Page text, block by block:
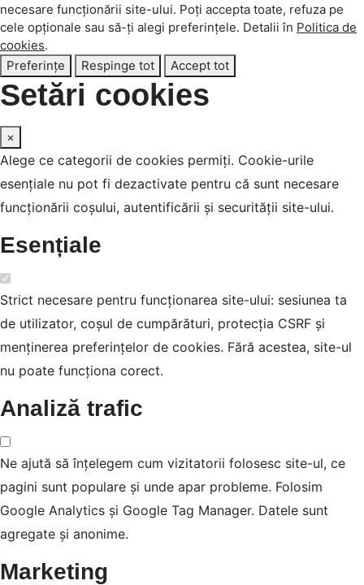
necesare funcționării site-ului. Poți accepta toate, refuza pe
cele opționale sau să-ți alegi preferințele. Detalii în Politica de
cookies.
Preferințe
Respinge tot Accept tot
Setări cookies
×
Alege ce categorii de cookies permiți. Cookie-urile
esențiale nu pot fi dezactivate pentru că sunt necesare
funcționării coșului, autentificării și securității site-ului.
Esențiale
Strict necesare pentru funcționarea site-ului: sesiunea ta
de utilizator, coșul de cumpărături, protecția CSRF și
menținerea preferințelor de cookies. Fără acestea, site-ul
nu poate funcționa corect.
Analiză trafic
Ne ajută să înțelegem cum vizitatorii folosesc site-ul, ce
pagini sunt populare și unde apar probleme. Folosim
Google Analytics și Google Tag Manager. Datele sunt
agregate și anonime.
Marketing